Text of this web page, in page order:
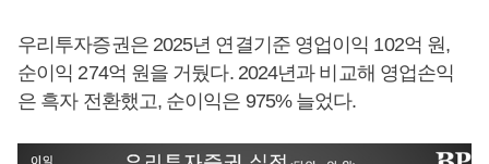
우리투자증권은 2025년 연결기준 영업이익 102억 원,
순이익 274억 원을 거뒀다. 2024년과 비교해 영업손익
은 흑자 전환했고, 순이익은 975% 늘었다.